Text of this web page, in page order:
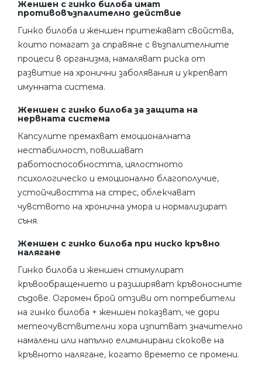
Женшен с гинко билоба имат
противовъзпалително действие
Гинко билоба и женшен притежават свойства,
които помагат за справяне с възпалителните
процеси в организма, намаляват риска от
развитие на хронични заболявания и укрепват
имунната система.
Женшен с гинко билоба за защита на
нервната система
Капсулите премахват емоционалната
нестабилност, повишават
работоспособността, цялостното
психологическо и емоционално благополучие,
устойчивостта на стрес, облекчават
чувството на хронична умора и нормализират
съня.
Женшен с гинко билоба при ниско кръвно
налягане
Гинко билоба и женшен стимулират
кръвообращението и разширяват кръвоносните
съдове. Огромен брой отзиви от потребители
на гинко билоба + женшен показват, че дори
метеочувствителни хора изпитват значително
намалени или напълно елиминирани скокове на
кръвното налягане, когато времето се промени.